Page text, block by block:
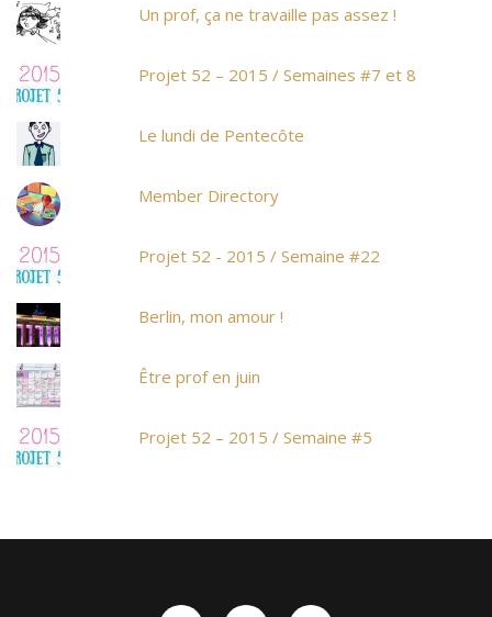
Un prof, ça ne travaille pas assez !
Projet 52 – 2015 / Semaines #7 et 8
Le lundi de Pentecôte
Member Directory
Projet 52 - 2015 / Semaine #22
Berlin, mon amour !
Être prof en juin
Projet 52 – 2015 / Semaine #5